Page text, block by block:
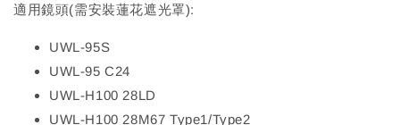
適用鏡頭(需安裝蓮花遮光罩):
UWL-95S
UWL-95 C24
UWL-H100 28LD
UWL-H100 28M67 Type1/Type2